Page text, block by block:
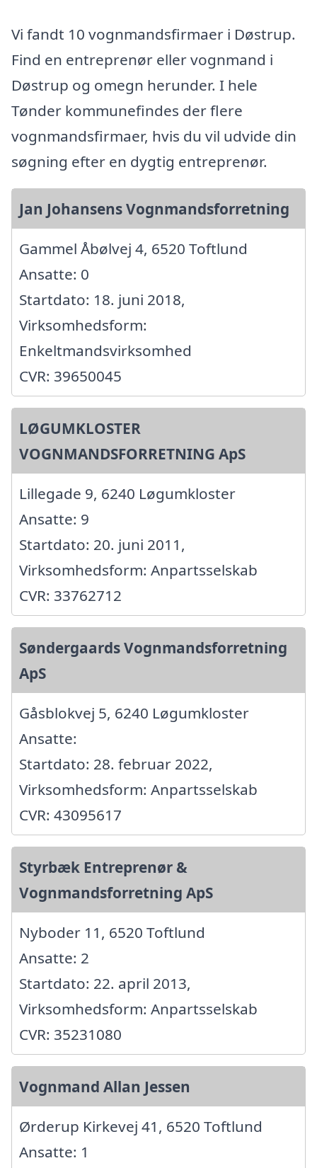
Vi fandt 10 vognmandsfirmaer i Døstrup.
Find en entreprenør eller vognmand i
Døstrup og omegn herunder. I hele
Tønder kommunefindes der flere
vognmandsfirmaer, hvis du vil udvide din
søgning efter en dygtig entreprenør.
Jan Johansens Vognmandsforretning
Gammel Åbølvej 4, 6520 Toftlund
Ansatte: 0
Startdato: 18. juni 2018,
Virksomhedsform:
Enkeltmandsvirksomhed
CVR: 39650045
LØGUMKLOSTER
VOGNMANDSFORRETNING ApS
Lillegade 9, 6240 Løgumkloster
Ansatte: 9
Startdato: 20. juni 2011,
Virksomhedsform: Anpartsselskab
CVR: 33762712
Søndergaards Vognmandsforretning
ApS
Gåsblokvej 5, 6240 Løgumkloster
Ansatte:
Startdato: 28. februar 2022,
Virksomhedsform: Anpartsselskab
CVR: 43095617
Styrbæk Entreprenør &
Vognmandsforretning ApS
Nyboder 11, 6520 Toftlund
Ansatte: 2
Startdato: 22. april 2013,
Virksomhedsform: Anpartsselskab
CVR: 35231080
Vognmand Allan Jessen
Ørderup Kirkevej 41, 6520 Toftlund
Ansatte: 1